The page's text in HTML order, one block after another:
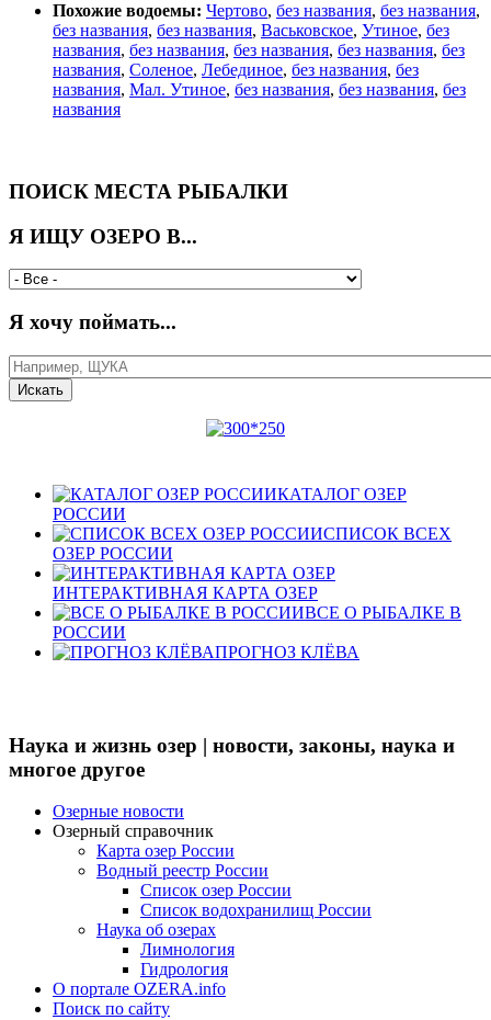
Похожие водоемы: Чертово, без названия, без названия,
без названия, без названия, Васьковское, Утиное, без
названия, без названия, без названия, без названия, без
названия, Соленое, Лебединое, без названия, без
названия, Мал. Утиное, без названия, без названия, без
названия
ПОИСК МЕСТА РЫБАЛКИ
Я ИЩУ ОЗЕРО В...
Я хочу поймать...
КАТАЛОГ ОЗЕР
РОССИИ
СПИСОК ВСЕХ
ОЗЕР РОССИИ
ИНТЕРАКТИВНАЯ КАРТА ОЗЕР
ВСЕ О РЫБАЛКЕ В
РОССИИ
ПРОГНОЗ КЛЁВА
Наука и жизнь озер | новости, законы, наука и
многое другое
Озерные новости
Озерный справочник
Карта озер России
Водный реестр России
Список озер России
Список водохранилищ России
Наука об озерах
Лимнология
Гидрология
О портале OZERA.info
Поиск по сайту